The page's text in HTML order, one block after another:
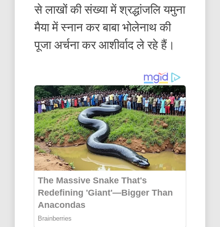
से लाखों की संख्या में श्रद्धांजलि यमुना
मैया में स्नान कर बाबा भोलेनाथ की
पूजा अर्चना कर आशीर्वाद ले रहे हैं।